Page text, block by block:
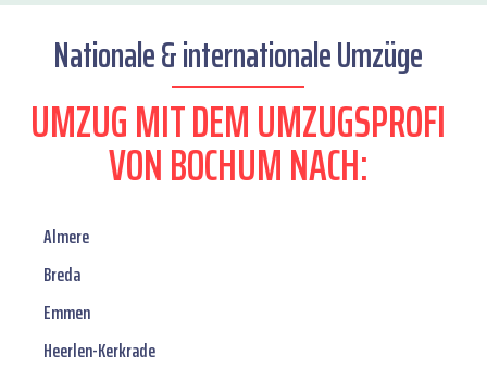
Nationale & internationale Umzüge
UMZUG MIT DEM UMZUGSPROFI
VON BOCHUM NACH:
Almere
Breda
Emmen
Heerlen-Kerkrade